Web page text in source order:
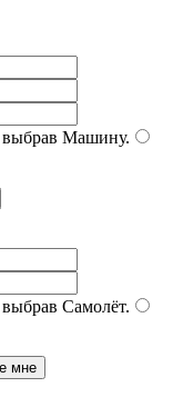
Машину.
Самолёт.